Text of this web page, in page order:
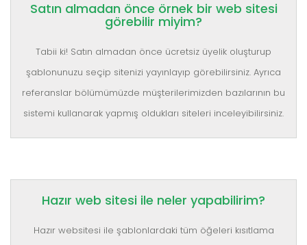
Satın almadan önce örnek bir web sitesi
görebilir miyim?
Tabii ki! Satın almadan önce ücretsiz üyelik oluşturup
şablonunuzu seçip sitenizi yayınlayıp görebilirsiniz. Ayrıca
referanslar bölümümüzde müşterilerimizden bazılarının bu
sistemi kullanarak yapmış oldukları siteleri inceleyibilirsiniz.
Hazır web sitesi ile neler yapabilirim?
Hazır websitesi ile şablonlardaki tüm öğeleri kısıtlama